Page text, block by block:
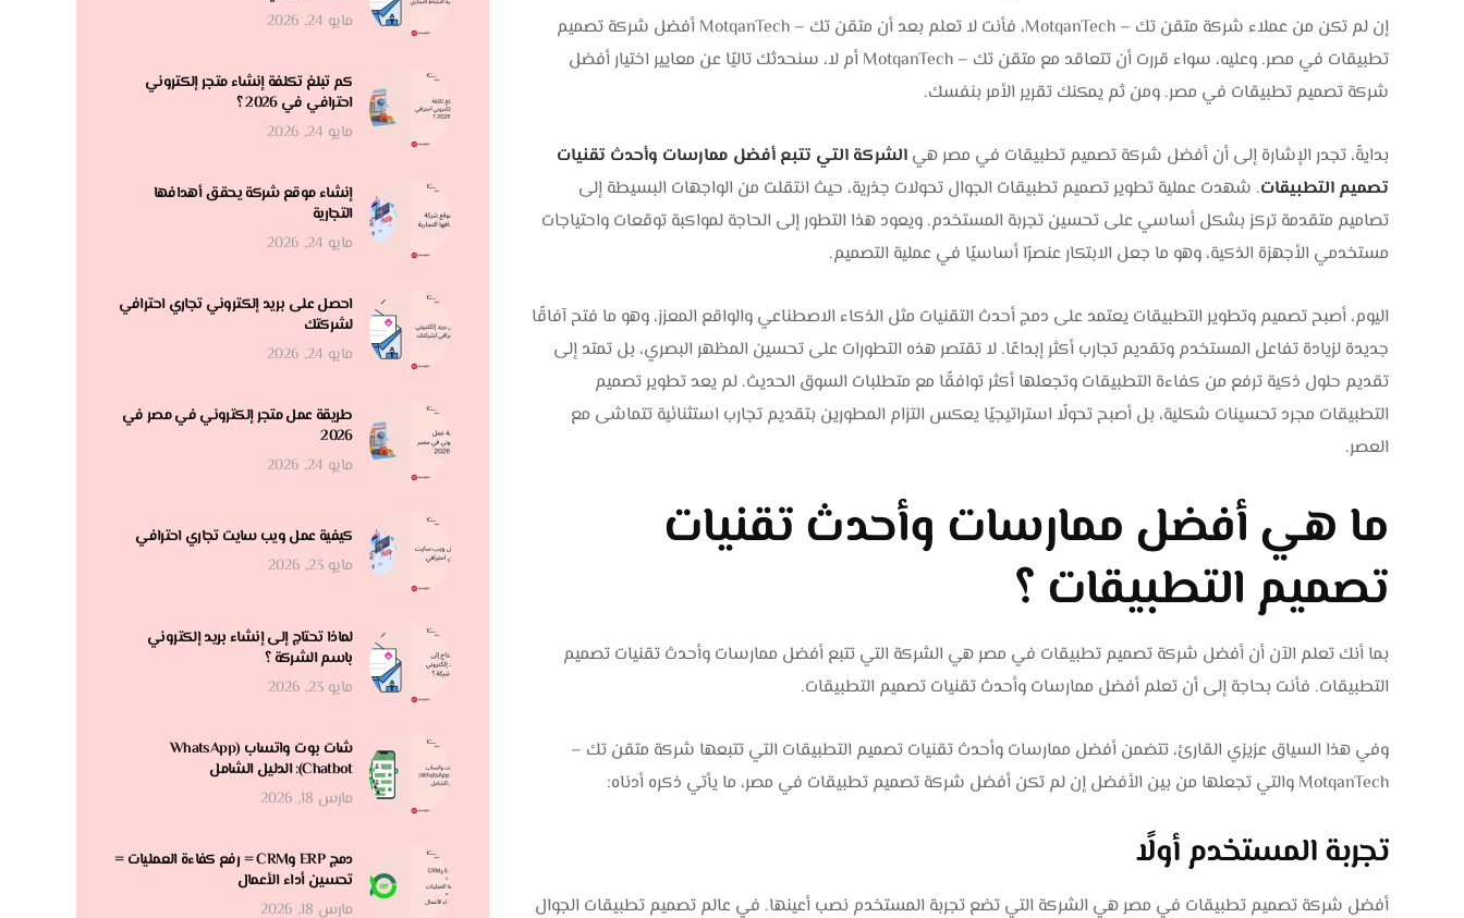
إن لم تكن من عملاء شركة متقن تك – MotqanTech، فأنت لا تعلم بعد أن متقن تك – MotqanTech أفضل شركة تصميم
تطبيقات في مصر. وعليه، سواء قررت أن تتعاقد مع متقن تك – MotqanTech أم لا، سنحدثك تاليًا عن معايير اختيار أفضل
شركة تصميم تطبيقات في مصر. ومن ثم يمكنك تقرير الأمر بنفسك.
بدايةً، تجدر الإشارة إلى أن أفضل شركة تصميم تطبيقات في مصر هي الشركة التي تتبع أفضل ممارسات وأحدث تقنيات
تصميم التطبيقات. شهدت عملية تطوير تصميم تطبيقات الجوال تحولات جذرية، حيث انتقلت من الواجهات البسيطة إلى
تصاميم متقدمة تركز بشكل أساسي على تحسين تجربة المستخدم. ويعود هذا التطور إلى الحاجة لمواكبة توقعات واحتياجات
مستخدمي الأجهزة الذكية، وهو ما جعل الابتكار عنصرًا أساسيًا في عملية التصميم.
اليوم، أصبح تصميم وتطوير التطبيقات يعتمد على دمج أحدث التقنيات مثل الذكاء الاصطناعي والواقع المعزز، وهو ما فتح آفاقًا
جديدة لزيادة تفاعل المستخدم وتقديم تجارب أكثر إبداعًا. لا تقتصر هذه التطورات على تحسين المظهر البصري، بل تمتد إلى
تقديم حلول ذكية ترفع من كفاءة التطبيقات وتجعلها أكثر توافقًا مع متطلبات السوق الحديث. لم يعد تطوير تصميم
التطبيقات مجرد تحسينات شكلية، بل أصبح تحولًا استراتيجيًا يعكس التزام المطورين بتقديم تجارب استثنائية تتماشى مع
العصر.
ما هي أفضل ممارسات وأحدث تقنيات
تصميم التطبيقات ؟
بما أنك تعلم الآن أن أفضل شركة تصميم تطبيقات في مصر هي الشركة التي تتبع أفضل ممارسات وأحدث تقنيات تصميم
التطبيقات. فأنت بحاجة إلى أن تعلم أفضل ممارسات وأحدث تقنيات تصميم التطبيقات.
وفي هذا السياق عزيزي القارئ، تتضمن أفضل ممارسات وأحدث تقنيات تصميم التطبيقات التي تتبعها شركة متقن تك –
MotqanTech والتي تجعلها من بين الأفضل إن لم تكن أفضل شركة تصميم تطبيقات في مصر، ما يأتي ذكره أدناه:
تجربة المستخدم أولًا
أفضل شركة تصميم تطبيقات في مصر هي الشركة التي تضع تجربة المستخدم نصب أعينها. في عالم تصميم تطبيقات الجوال
مايو 24, 2026
كم تبلغ تكلفة إنشاء متجر إلكتروني
احترافي في 2026 ؟
مايو 24, 2026
إنشاء موقع شركة يحقق أهدافها
التجارية
مايو 24, 2026
احصل على بريد إلكتروني تجاري احترافي
لشركتك
مايو 24, 2026
طريقة عمل متجر إلكتروني في مصر في
2026
مايو 24, 2026
كيفية عمل ويب سايت تجاري احترافي
مايو 23, 2026
لماذا تحتاج إلى إنشاء بريد إلكتروني
باسم الشركة ؟
مايو 23, 2026
شات بوت واتساب (WhatsApp
Chatbot): الدليل الشامل
مارس 18, 2026
دمج ERP وCRM = رفع كفاءة العمليات =
تحسين أداء الأعمال
مارس 18, 2026